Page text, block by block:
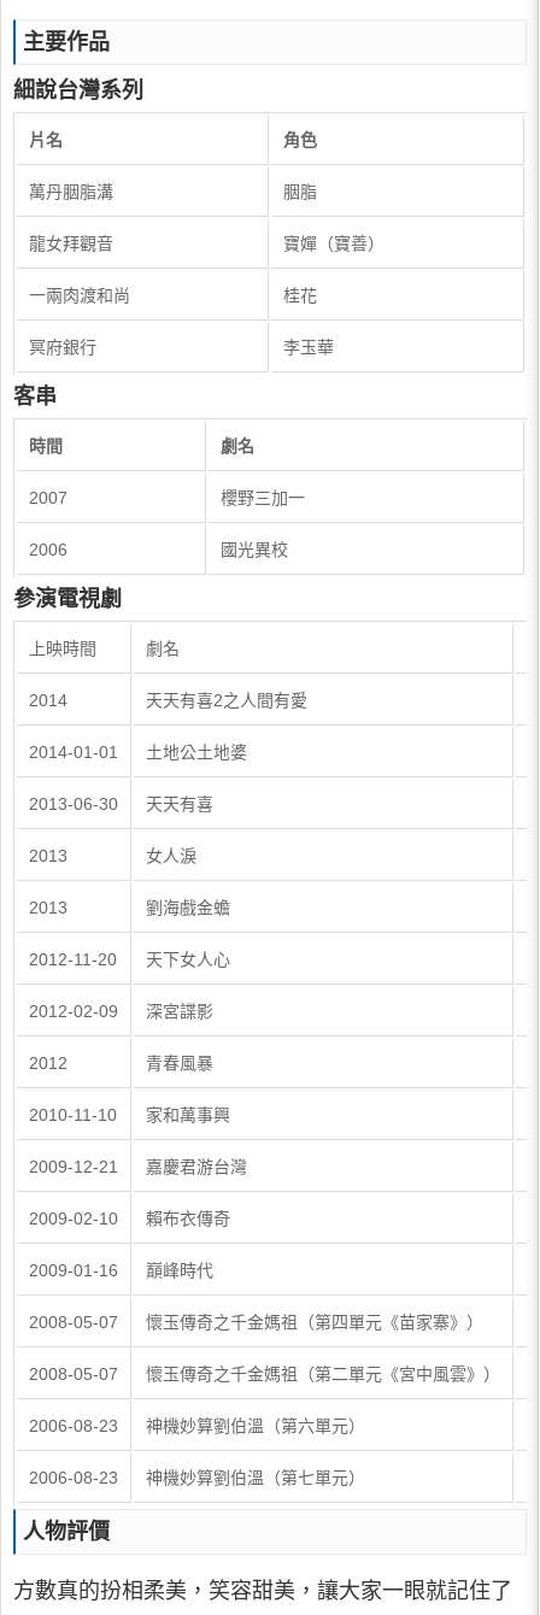
主要作品
細說台灣系列
片名 角色
萬丹胭脂溝 胭脂
龍女拜觀音 寶嬋（寶善）
一兩肉渡和尚 桂花
冥府銀行 李玉華
客串
時間 劇名
2007 櫻野三加一
2006 國光異校
參演電視劇
上映時間 劇名
2014 天天有喜2之人間有愛
2014-01-01 土地公土地婆
2013-06-30 天天有喜
2013 女人淚
2013 劉海戲金蟾
2012-11-20 天下女人心
2012-02-09 深宮諜影
2012 青春風暴
2010-11-10 家和萬事興
2009-12-21 嘉慶君游台灣
2009-02-10 賴布衣傳奇
2009-01-16 巔峰時代
2008-05-07 懷玉傳奇之千金媽祖（第四單元《苗家寨》）
2008-05-07 懷玉傳奇之千金媽祖（第二單元《宮中風雲》）
2006-08-23 神機妙算劉伯溫（第六單元）
2006-08-23 神機妙算劉伯溫（第七單元）
人物評價
方數真的扮相柔美，笑容甜美，讓大家一眼就記住了